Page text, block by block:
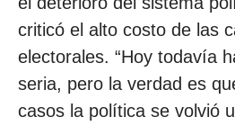
criticó el alto costo de las
electorales. “Hoy todavía
seria, pero la verdad es
casos la política se volvió